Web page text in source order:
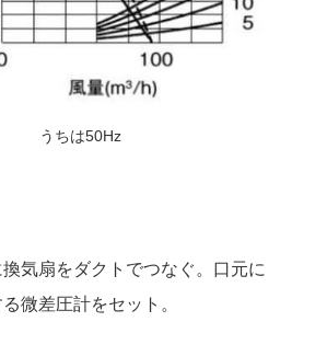
うちは50Hz
気扇をダクトでつなぐ。口元に
微差圧計をセット。